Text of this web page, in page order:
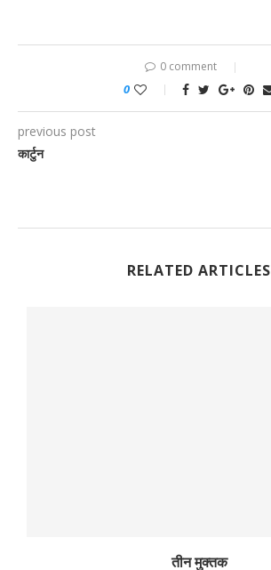
0 comment
0
previous post
कार्टुन
RELATED ARTICLES
तीन मुक्तक